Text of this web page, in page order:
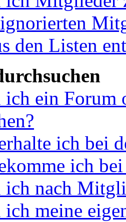
den Listen
ein Forum
ich bei
ich
nach
meine